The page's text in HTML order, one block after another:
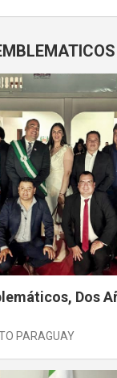
Dos
PARAGUAY